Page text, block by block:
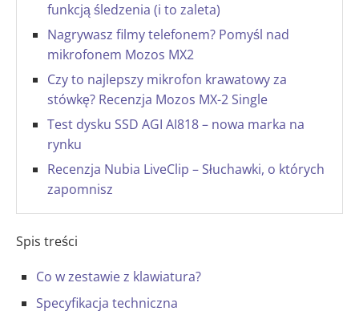
funkcją śledzenia (i to zaleta)
Nagrywasz filmy telefonem? Pomyśl nad
mikrofonem Mozos MX2
Czy to najlepszy mikrofon krawatowy za
stówkę? Recenzja Mozos MX-2 Single
Test dysku SSD AGI AI818 – nowa marka na
rynku
Recenzja Nubia LiveClip – Słuchawki, o których
zapomnisz
Spis treści
Co w zestawie z klawiatura?
Specyfikacja techniczna